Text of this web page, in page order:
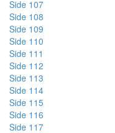
Side 107
Side 108
Side 109
Side 110
Side 111
Side 112
Side 113
Side 114
Side 115
Side 116
Side 117